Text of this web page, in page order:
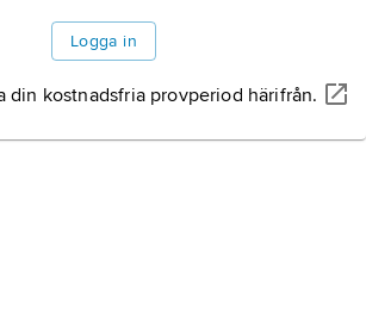
Logga in
din kostnadsfria provperiod härifrån.